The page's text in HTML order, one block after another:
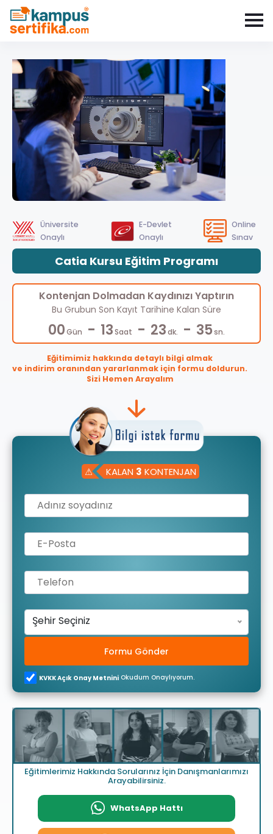
Üniversite
Onaylı
E-Devlet
Onaylı
Online
Sınav
Catia Kursu Eğitim Programı
Kontenjan Dolmadan Kaydınızı Yaptırın
Bu Grubun Son Kayıt Tarihine Kalan Süre
00Gün - 13Saat - 23dk. - 35sn.
Eğitimimiz hakkında detaylı bilgi almak
ve indirim oranından yararlanmak için formu doldurun.
Sizi Hemen Arayalım
⚠ KALAN 3 KONTENJAN
Şehir Seçiniz
Formu Gönder
KVKK Açık Onay Metnini Okudum Onaylıyorum.
Eğitimlerimiz Hakkında Sorularınız İçin Danışmanlarımızı
Arayabilirsiniz.
WhatsApp Hattı